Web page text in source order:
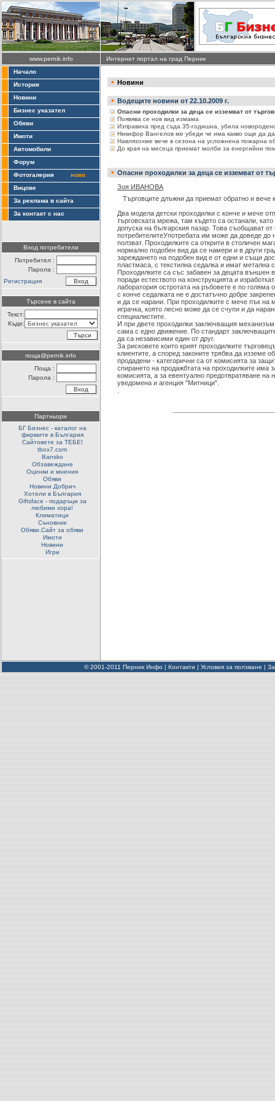
www.pernik.info
Интернет портал на град Перник
Начало
История
Новини
Бизнес указател
Обяви
Имоти
Автомобили
Форум
Фотогалерия
ново
Вицове
За реклама в сайта
За контакт с нас
Вход потребители
Потребител :
Парола :
Регистрация
Търсене в сайта
Текст:
Къде:
поща@pernik.info
Поща :
Парола :
Партньори
БГ Бизнес - каталог на
фирмите в България
Сайтовете за ТЕБЕ!
tbox7.com
Bansko
Обзавеждане
Оценки и мнения
Обяви
Новини Добрич
Хотели в България
Giftsface - подаръци за
любими хора!
Климатици
Съновник
Обяви.Сайт за обяви
Имоти
Новини
Игри
Новини
Водещите новини от 22.10.2009 г.
Опасни проходилки за деца се изземват от
Появява се нов вид измама
Изправиха пред съда 35-годишна, убила
Никифор Вангелов ме убеди че има какво още да
Навлязохме вече в сезона на усложнена пожарна
До края на месеца приемат молби за енергийни
Опасни проходилки за деца се изземват от
Зоя ИВАНОВА
Tърговците длъжни да приемат обратно и вече
Два модела детски проходилки с конче и мече
търговската мрежа, там където са останали,
допуска на българския пазар. Това съобщават
потребителитеУпотребата им може да доведе до
ползват. Проходилките са открити в столичен
нормално подобен вид да се намери и в други
зареждането на подобен вид е от едни и същи
пластмаса, с текстилна седалка и имат метална
Проходилките са със забавен за децата външен
поради естеството на конструкцията и
лаборатория остротата на ръбовете е по голяма
с конче седалката не е достатъчно добре
и да се нарани. При проходилките с мече пък на
играчка, която лесно може да се счупи и да
специалистите.
И при двете проходилки заключващия
сама с едно движение. По стандарт
да са независими един от друг.
За рисковете които крият проходилките
клиентите, а според законите трябва да изземе
продадени - категорични са от комисията за
спирането на продажбтата на проходилките има
комисията, а за евентуално предотвратяване на
уведомена и агенция "Митници".
© 2001-2011 Перник Инфо | Контакти | Условия за ползване |